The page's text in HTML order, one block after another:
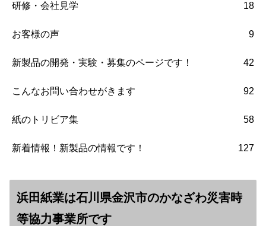
研修・会社見学 18
お客様の声 9
新製品の開発・実験・募集のページです！ 42
こんなお問い合わせがきます 92
紙のトリビア集 58
新着情報！新製品の情報です！ 127
浜田紙業は石川県金沢市のかなざわ災害時
等協力事業所です